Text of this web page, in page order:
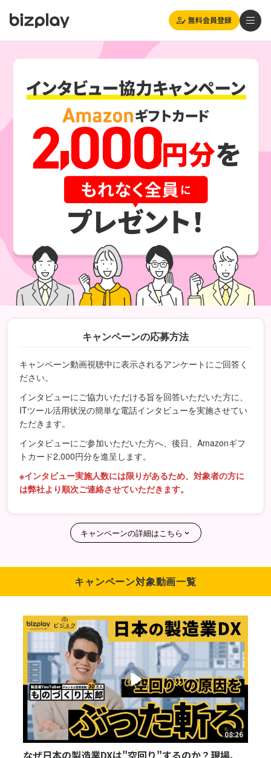
無料会員登録
キャンペーンの応募方法
キャンペーン動画視聴中に表示されるアンケートにご回答く
ださい。
インタビューにご協力いただける旨を回答いただいた方に、
ITツール活用状況の簡単な電話インタビューを実施させてい
ただきます。
インタビューにご参加いただいた方へ、後日、Amazonギフ
トカード2,000円分を進呈します。
※インタビュー実施人数には限りがあるため、対象者の方に
は弊社より順次ご連絡させていただきます。
キャンペーンの詳細はこちら
キャンペーン対象動画一覧
08:26
なぜ日本の製造業DXは"空回り"するのか？現場、